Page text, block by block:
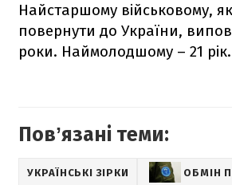
Найстаршому військовому,
повернути до України,
роки. Наймолодшому – 21 рік.
Повʼязані теми:
УКРАЇНСЬКІ ЗІРКИ ОБМІН